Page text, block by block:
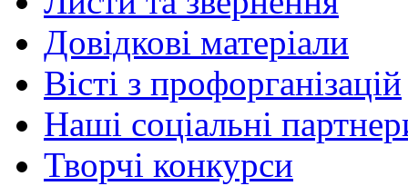
Довідкові матеріали
Вісті з профорганізацій
Наші соціальні
Творчі конкурси